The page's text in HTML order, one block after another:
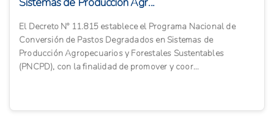
El Decreto Nº 11.815 establece el Programa Nacional de
Conversión de Pastos Degradados en Sistemas de
Producción Agropecuarios y Forestales Sustentables
(PNCPD), con la finalidad de promover y coor...